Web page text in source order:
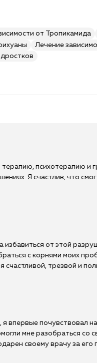
от Тропикамида
Лечение
психотерапию и
Я счастлив, что
от этой
с корнями моих
трезвой и
я впервые почувствовал
мне разобраться со
своему врачу за его